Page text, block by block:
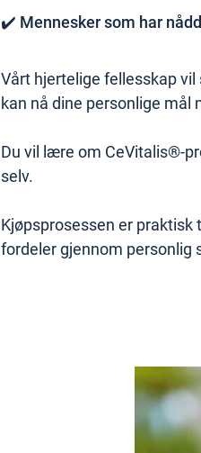
✔️ Mennesker som har
Vårt hjertelige fellesskap
kan nå dine personlige mål
Du vil lære om CeVitalis®-
selv.
Kjøpsprosessen er praktisk
fordeler gjennom personlig